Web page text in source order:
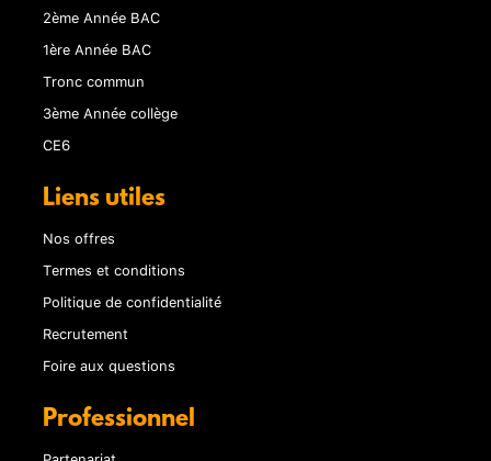
2ème Année BAC
1ère Année BAC
Tronc commun
3ème Année collège
CE6
Liens utiles
Nos offres
Termes et conditions
Politique de confidentialité
Recrutement
Foire aux questions
Professionnel